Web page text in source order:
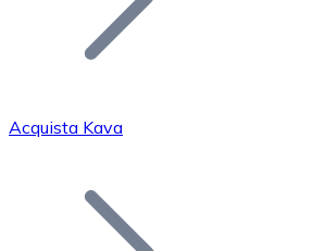
Bitcoin
Acquista Kava